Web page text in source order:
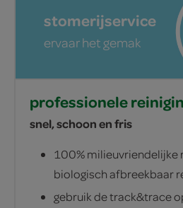
stomerijservice
ervaar het gemak
professionele
snel, schoon en fris
100% milieuvriendelijke
biologisch afbreekbaar
gebruik de track&trace